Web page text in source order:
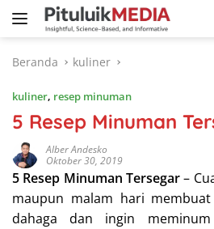
Langsung
Beranda
kuliner
kuliner, resep minuman
5 Resep Minuman
Alber Andesko
Oktober 30, 2019
5 Resep Minuman Tersegar–
maupun malam hari
dahaga dan ingin